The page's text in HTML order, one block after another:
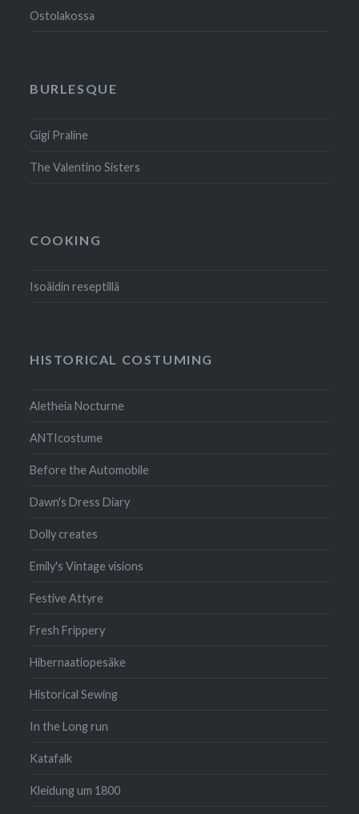
Ostolakossa
BURLESQUE
Gigi Praline
The Valentino Sisters
COOKING
Isoäidin reseptillä
HISTORICAL COSTUMING
Aletheia Nocturne
ANTIcostume
Before the Automobile
Dawn's Dress Diary
Dolly creates
Emily's Vintage visions
Festive Attyre
Fresh Frippery
Hibernaatiopesäke
Historical Sewing
In the Long run
Katafalk
Kleidung um 1800